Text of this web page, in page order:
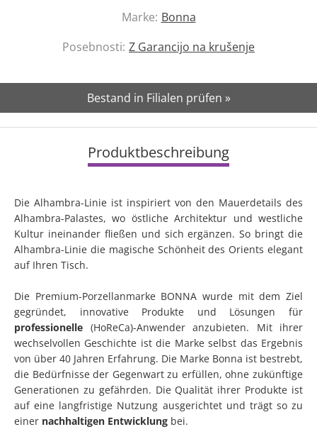
Marke: Bonna
Posebnosti: Z Garancijo na krušenje
Bestand in Filialen prüfen »
Produktbeschreibung
Die Alhambra-Linie ist inspiriert von den Mauerdetails des
Alhambra-Palastes, wo östliche Architektur und westliche
Kultur ineinander fließen und sich ergänzen. So bringt die
Alhambra-Linie die magische Schönheit des Orients elegant
auf Ihren Tisch.
Die Premium-Porzellanmarke BONNA wurde mit dem Ziel
gegründet, innovative Produkte und Lösungen für
professionelle (HoReCa)-Anwender anzubieten. Mit ihrer
wechselvollen Geschichte ist die Marke selbst das Ergebnis
von über 40 Jahren Erfahrung. Die Marke Bonna ist bestrebt,
die Bedürfnisse der Gegenwart zu erfüllen, ohne zukünftige
Generationen zu gefährden. Die Qualität ihrer Produkte ist
auf eine langfristige Nutzung ausgerichtet und trägt so zu
einer nachhaltigen Entwicklung bei.